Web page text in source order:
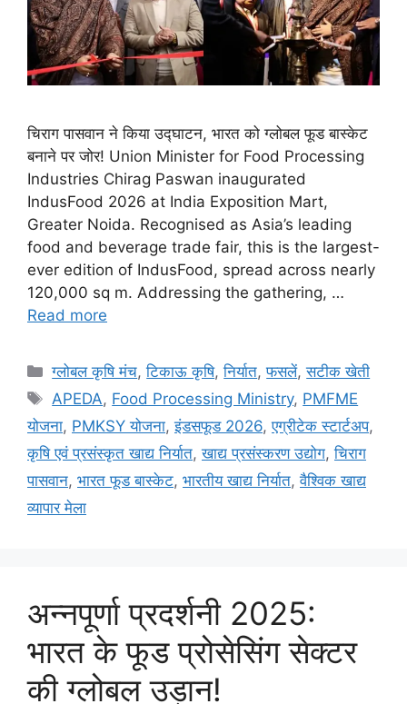
चिराग पासवान ने किया उद्घाटन, भारत को ग्लोबल फूड बास्केट
बनाने पर जोर! Union Minister for Food Processing
Industries Chirag Paswan inaugurated
IndusFood 2026 at India Exposition Mart,
Greater Noida. Recognised as Asia’s leading
food and beverage trade fair, this is the largest-
ever edition of IndusFood, spread across nearly
120,000 sq m. Addressing the gathering, …
Read more
ग्लोबल कृषि मंच,टिकाऊ कृषि,निर्यात,फसलें,सटीक खेती
APEDA, Food Processing Ministry, PMFME
योजना, PMKSY योजना,इंडसफूड 2026,एग्रीटेक स्टार्टअप,
कृषि एवं प्रसंस्कृत खाद्य निर्यात,खाद्य प्रसंस्करण उद्योग,चिराग
पासवान, भारत फूड बास्केट, भारतीय खाद्य निर्यात,वैश्विक खाद्य
व्यापार मेला
अन्नपूर्णा प्रदर्शनी 2025:
भारत के फूड प्रोसेसिंग सेक्टर
की ग्लोबल उड़ान!